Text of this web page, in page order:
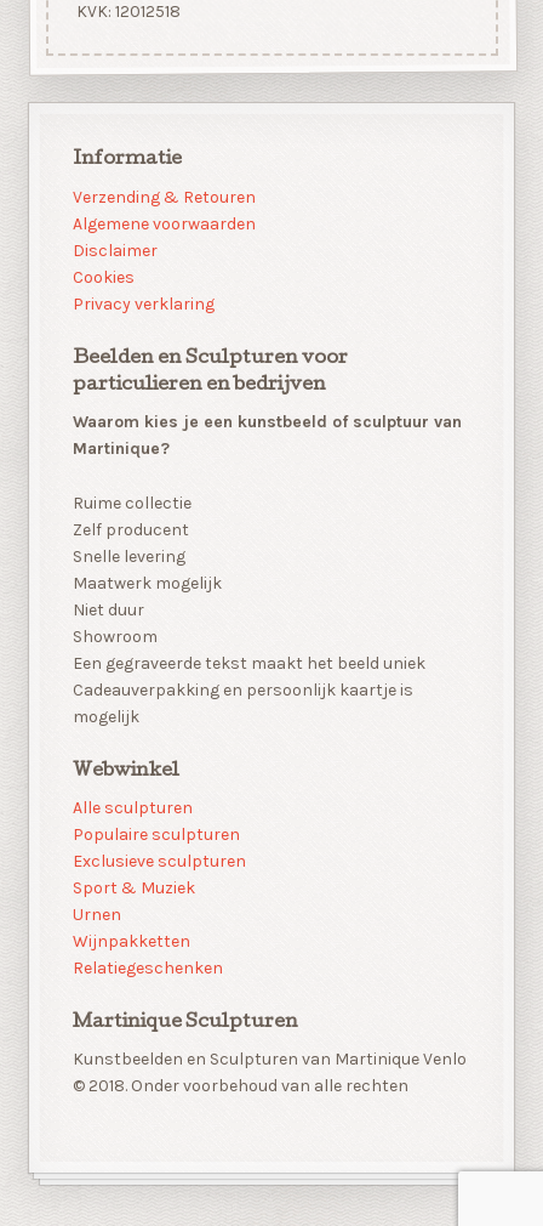
KVK: 12012518
Informatie
Verzending & Retouren
Algemene voorwaarden
Disclaimer
Cookies
Privacy verklaring
Beelden en Sculpturen voor
particulieren en bedrijven
Waarom kies je een kunstbeeld of sculptuur van
Martinique?
Ruime collectie
Zelf producent
Snelle levering
Maatwerk mogelijk
Niet duur
Showroom
Een gegraveerde tekst maakt het beeld uniek
Cadeauverpakking en persoonlijk kaartje is
mogelijk
Webwinkel
Alle sculpturen
Populaire sculpturen
Exclusieve sculpturen
Sport & Muziek
Urnen
Wijnpakketten
Relatiegeschenken
Martinique Sculpturen
Kunstbeelden en Sculpturen van Martinique Venlo
© 2018. Onder voorbehoud van alle rechten